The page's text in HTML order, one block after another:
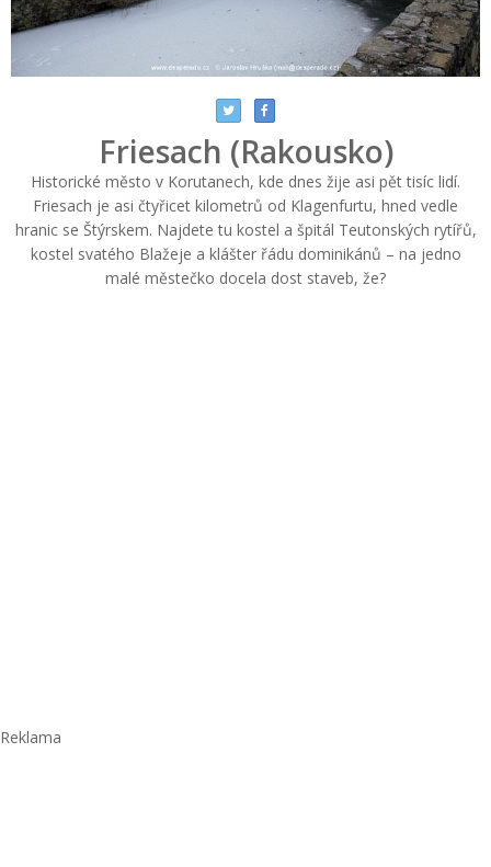
Friesach (Rakousko)
Historické město v Korutanech, kde dnes žije asi pět tisíc lidí.
Friesach je asi čtyřicet kilometrů od Klagenfurtu, hned vedle
hranic se Štýrskem. Najdete tu kostel a špitál Teutonských rytířů,
kostel svatého Blažeje a klášter řádu dominikánů – na jedno
malé městečko docela dost staveb, že?
Reklama